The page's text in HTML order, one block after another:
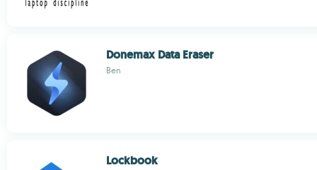
Donemax Data Eraser
Ben
Lockbook